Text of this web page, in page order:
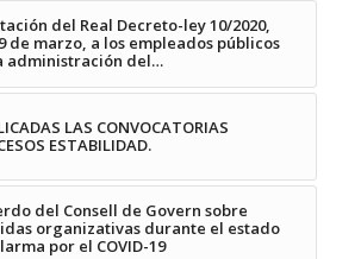
del Real Decreto-ley 10/2020,
de marzo, a los empleados públicos
administración del…
LAS CONVOCATORIAS
ESTABILIDAD.
del Consell de Govern sobre
organizativas durante el estado
por el COVID-19